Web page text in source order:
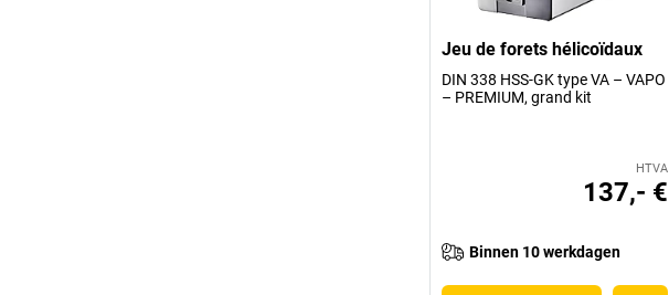
Jeu de forets hélicoïdaux
DIN 338 HSS-GK type VA – VAPO
– PREMIUM, grand kit
HTVA
137,- €
Binnen 10 werkdagen